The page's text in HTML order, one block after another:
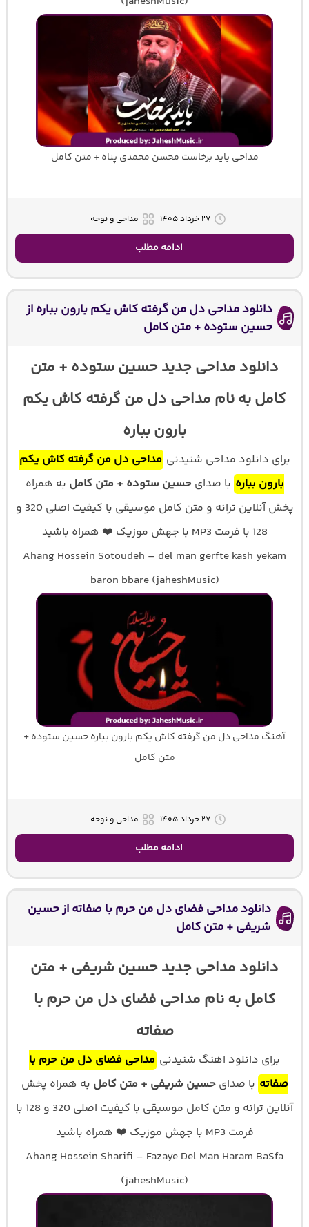
مداحی باید برخاست محسن محمدی پناه + متن کامل
۲۷ خرداد ۱۴۰۵ مداحی و نوحه
ادامه مطلب
دانلود مداحی دل من گرفته کاش یکم بارون بباره از
حسین ستوده + متن کامل
دانلود مداحی جدید حسین ستوده + متن
کامل به نام مداحی دل من گرفته کاش یکم
بارون بباره
برای دانلود مداحی شنیدنی مداحی دل من گرفته کاش یکم
بارون بباره با صدایحسین ستوده + متن کامل به همراه
پخش آنلاین ترانه و متن کامل موسیقی با کیفیت اصلی 320 و
128 با فرمت MP3 با جهش موزیک ❤️ همراه باشید
Ahang Hossein Sotoudeh – del man gerfte kash yekam
baron bbare (jaheshMusic)
آهنگ مداحی دل من گرفته کاش یکم بارون بباره حسین ستوده +
متن کامل
۲۷ خرداد ۱۴۰۵ مداحی و نوحه
ادامه مطلب
دانلود مداحی فضای دل من حرم با صفاته از حسین
شریفی + متن کامل
دانلود مداحی جدید حسین شریفی + متن
کامل به نام مداحی فضای دل من حرم با
صفاته
برای دانلود اهنگ شنیدنی مداحی فضای دل من حرم با
صفاته با صدایحسین شریفی + متن کامل به همراه پخش
آنلاین ترانه و متن کامل موسیقی با کیفیت اصلی 320 و 128 با
فرمت MP3 با جهش موزیک ❤️ همراه باشید
Ahang Hossein Sharifi – Fazaye Del Man Haram BaSfa
(jaheshMusic)